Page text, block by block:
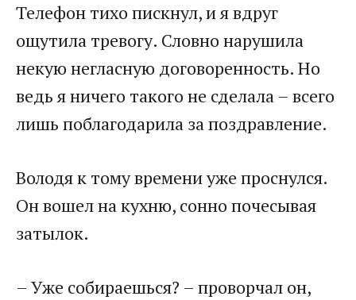
Телефон тихо пискнул, и я вдруг
ощутила тревогу. Словно нарушила
некую негласную договоренность. Но
ведь я ничего такого не сделала – всего
лишь поблагодарила за поздравление.
Володя к тому времени уже проснулся.
Он вошел на кухню, сонно почесывая
затылок.
– Уже собираешься? – проворчал он,